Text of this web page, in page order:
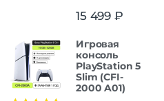
15 499 ₽
Игровая
консоль
PlayStation 5
Slim (CFI-
2000 A01)